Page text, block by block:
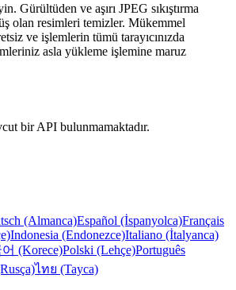
Gürültüden ve aşırı JPEG sıkıştırma
olan resimleri temizler. Mükemmel
ve işlemlerin tümü tarayıcınızda
asla yükleme işlemine maruz
bir API bulunmamaktadır.
(Almanca)Español (İspanyolca)Français
Indonesia (Endonezce)Italiano (İtalyanca)
(Korece)Polski (Lehçe)Português
ไทย (Tayca)